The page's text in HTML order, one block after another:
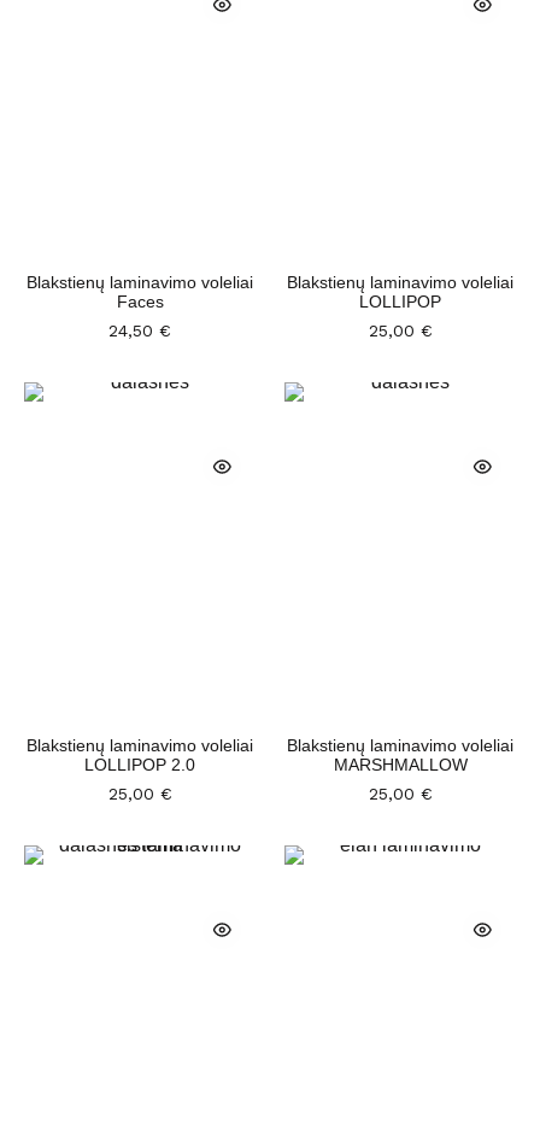
Blakstienų laminavimo voleliai
Faces
24,50 €
Blakstienų laminavimo voleliai
LOLLIPOP
25,00 €
Blakstienų laminavimo voleliai
LOLLIPOP 2.0
25,00 €
Blakstienų laminavimo voleliai
MARSHMALLOW
25,00 €